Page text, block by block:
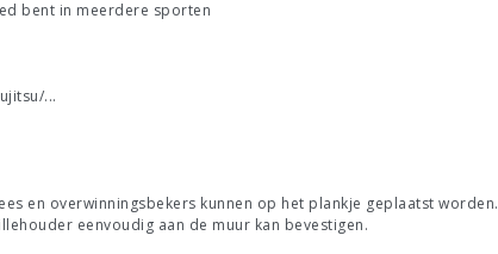
bent in meerdere sporten
...
en overwinningsbekers kunnen op het plankje geplaatst worden.
eenvoudig aan de muur kan bevestigen.